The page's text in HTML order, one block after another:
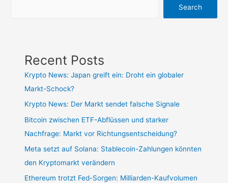
Search
Recent Posts
Krypto News: Japan greift ein: Droht ein globaler
Markt-Schock?
Krypto News: Der Markt sendet falsche Signale
Bitcoin zwischen ETF-Abflüssen und starker
Nachfrage: Markt vor Richtungsentscheidung?
Meta setzt auf Solana: Stablecoin-Zahlungen könnten
den Kryptomarkt verändern
Ethereum trotzt Fed-Sorgen: Milliarden-Kaufvolumen